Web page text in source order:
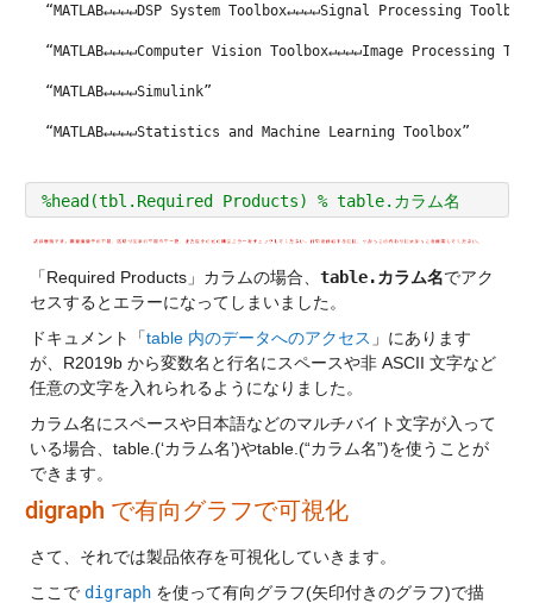
“MATLAB↵↵↵↵DSP System Toolbox↵↵↵↵Signal Processing
“MATLAB↵↵↵↵Computer Vision Toolbox↵↵↵↵Image Processing
“MATLAB↵↵↵↵Simulink”
“MATLAB↵↵↵↵Statistics and Machine Learning Toolbox”
%head(tbl.Required Products) % table.カラム名
「Required Products」カラムの場合、 table.カラム名でアク
セスするとエラーになってしまいました。
ドキュメント「table 内のデータへのアクセス 」にあります
が、R2019b から変数名と行名にスペースや非 ASCII 文字など
任意の文字を入れられるようになりました。
カラム名にスペースや日本語などのマルチバイト文字が入って
いる場合、table.(‘カラム名’)やtable.(“カラム名”)を使うことが
できます。
digraph で有向グラフで可視化
さて、それでは製品依存を可視化していきます。
ここで digraph を使って有向グラフ(矢印付きのグラフ)で描